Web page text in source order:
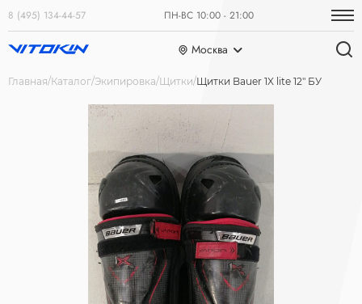
8 (495) 134-44-57 ПН-ВС 10:00 - 21:00
Москва
Главная Каталог Экипировка Щитки Щитки Bauer 1X lite 12" БУ